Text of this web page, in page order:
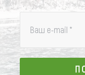
Ваш e-mail *